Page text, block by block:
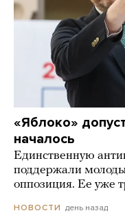
«Яблоко»
началось
Единственную
поддержали
оппозиция. Ее уже
НОВОСТИ день назад